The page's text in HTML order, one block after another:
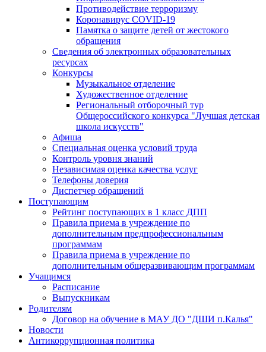
Противодействие терроризму
Коронавирус COVID-19
Памятка о защите детей от жестокого
обращения
Сведения об электронных образовательных
ресурсах
Конкурсы
Музыкальное отделение
Художественное отделение
Региональный отборочный тур
Общероссийского конкурса "Лучшая детская
школа искусств"
Афиша
Специальная оценка условий труда
Контроль уровня знаний
Независимая оценка качества услуг
Телефоны доверия
Диспетчер обращений
Поступающим
Рейтинг поступающих в 1 класс ДПП
Правила приема в учреждение по
дополнительным предпрофессиональным
программам
Правила приема в учреждение по
дополнительным общеразвивающим программам
Учащимся
Расписание
Выпускникам
Родителям
Договор на обучение в МАУ ДО "ДШИ п.Калья"
Новости
Антикоррупционная политика